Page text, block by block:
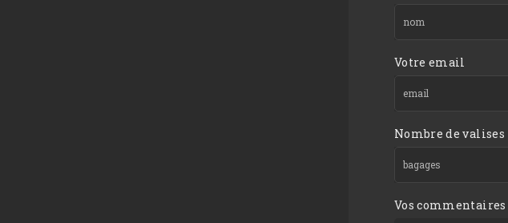
Votre email
Nombre de valises
Vos commentaires